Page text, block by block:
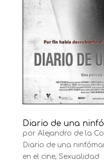
Diario de una
por Alejandro de la
Diario de una
en el cine, Sexualidad